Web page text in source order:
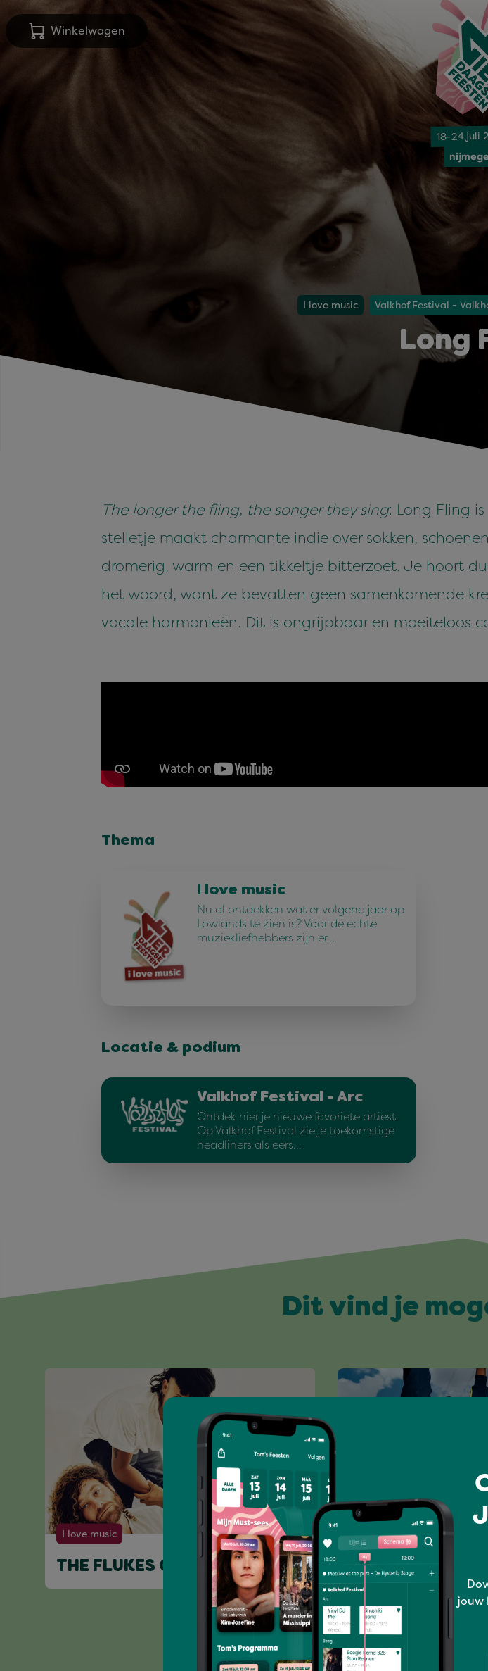
Winkelwagen
18-24 juli
I love music Valkhof Festival -
Long
The longer the fling, the songer they sing: Long Fling
stelletje maakt charmante indie over sokken,
dromerig, warm en een tikkeltje bitterzoet. Je hoort
het woord, want ze bevatten geen samenkomende
vocale harmonieën. Dit is ongrijpbaar en moeiteloos
Thema
I love music
Nu al ontdekken wat er volgend jaar op
Lowlands te zien is? Voor de echte
muziekliefhebbers zijn er…
Locatie & podium
Valkhof Festival - Arc
Ontdek hier je nieuwe favoriete artiest.
Op Valkhof Festival zie je toekomstige
headliners als eers…
Dit vind je
I love music
THE FLUKES OF SENDINGTON
I love music
MASTER PEACE
Volledig
jouw